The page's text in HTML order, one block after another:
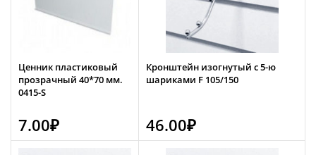
Ценник пластиковый
прозрачный 40*70 мм.
0415-S
7.00₽
Кронштейн изогнутый с 5-ю
шариками F 105/150
46.00₽